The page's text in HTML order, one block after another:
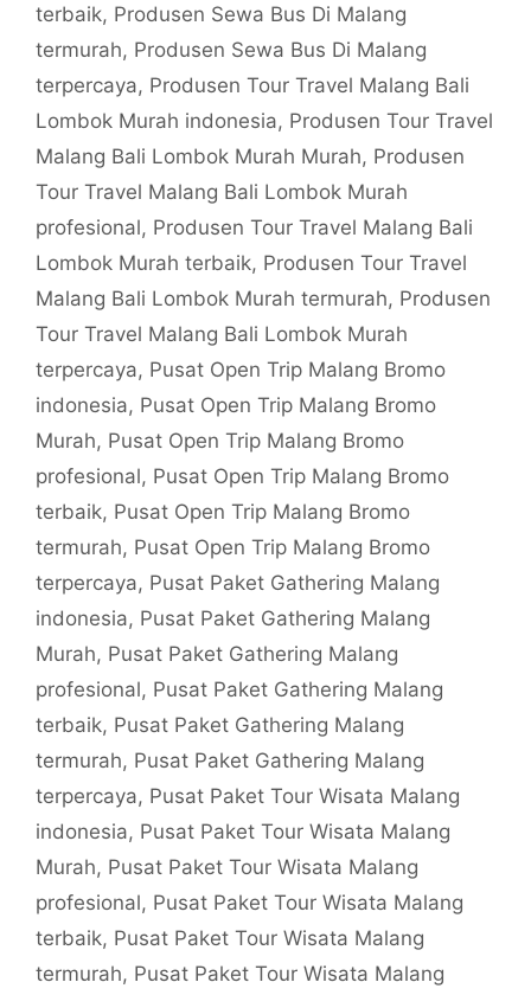
terbaik, Produsen Sewa Bus Di Malang
termurah, Produsen Sewa Bus Di Malang
terpercaya, Produsen Tour Travel Malang Bali
Lombok Murah indonesia, Produsen Tour Travel
Malang Bali Lombok Murah Murah, Produsen
Tour Travel Malang Bali Lombok Murah
profesional, Produsen Tour Travel Malang Bali
Lombok Murah terbaik, Produsen Tour Travel
Malang Bali Lombok Murah termurah, Produsen
Tour Travel Malang Bali Lombok Murah
terpercaya, Pusat Open Trip Malang Bromo
indonesia, Pusat Open Trip Malang Bromo
Murah, Pusat Open Trip Malang Bromo
profesional, Pusat Open Trip Malang Bromo
terbaik, Pusat Open Trip Malang Bromo
termurah, Pusat Open Trip Malang Bromo
terpercaya, Pusat Paket Gathering Malang
indonesia, Pusat Paket Gathering Malang
Murah, Pusat Paket Gathering Malang
profesional, Pusat Paket Gathering Malang
terbaik, Pusat Paket Gathering Malang
termurah, Pusat Paket Gathering Malang
terpercaya, Pusat Paket Tour Wisata Malang
indonesia, Pusat Paket Tour Wisata Malang
Murah, Pusat Paket Tour Wisata Malang
profesional, Pusat Paket Tour Wisata Malang
terbaik, Pusat Paket Tour Wisata Malang
termurah, Pusat Paket Tour Wisata Malang